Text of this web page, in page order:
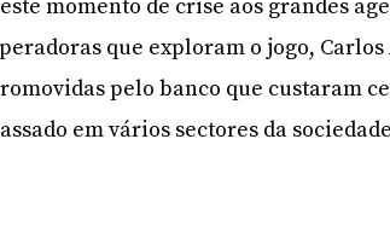
momento de crise aos grandes
que exploram o jogo,
pelo banco que custaram
em vários sectores da